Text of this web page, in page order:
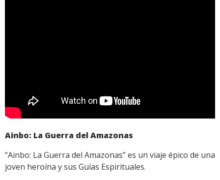
Ainbo: La Guerra del Amazonas
“Ainbo: La Guerra del Amazonas” es un viaje épico de una
joven heroína y sus Guías Espirituales.